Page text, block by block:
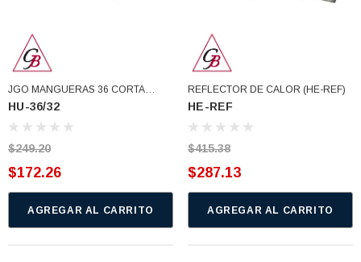
JGO MANGUERAS 36 CORTA
R410/32 5/16 1/4 (HU-36/32)
HU-36/32
$249.20
$172.26
AGREGAR AL CARRITO
REFLECTOR DE CALOR (HE-REF)
HE-REF
$415.38
$287.13
AGREGAR AL CARRITO